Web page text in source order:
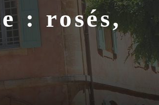
: rosés,